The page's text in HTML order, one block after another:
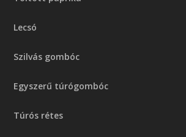
Lecsó
Szilvás gombóc
Egyszerű túrógombóc
Túrós rétes